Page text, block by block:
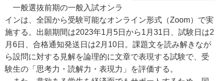
一般選抜前期の一般入試オンラ
インは、全国から受験可能なオンライン形式（Zoom）で実
施する。出願期間は2023年1月5日から1月31日、試験日は2
月6日、合格通知発送日は2月10日。課題文を読み解きなが
ら設問に対する見解を論理的に文章で表現する試験で、受
験生の「思考力・読解力・表現力」を評価する。